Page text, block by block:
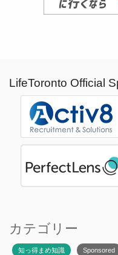
LifeToronto Official
カテゴリー
知っ得まめ知識 Sponsored